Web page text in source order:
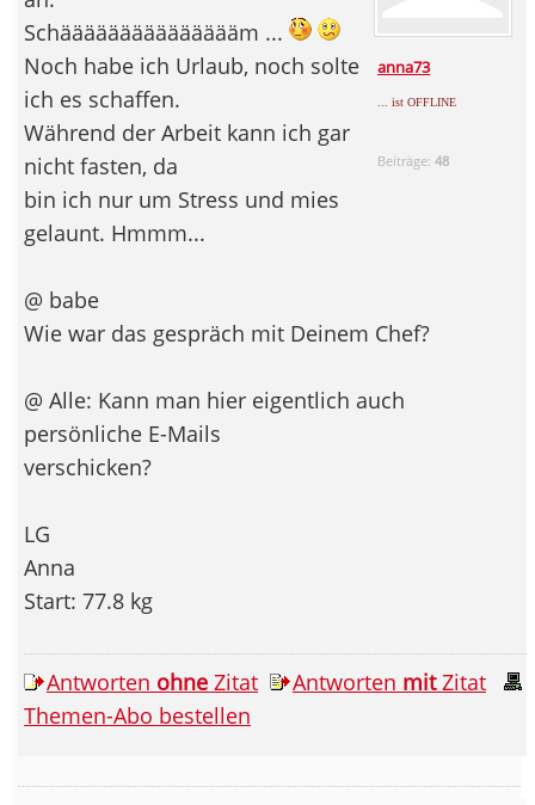
anna73
... ist OFFLINE
Beiträge:48
Schäääääääääääääääm ...
Noch habe ich Urlaub, noch solte
ich es schaffen.
Während der Arbeit kann ich gar
nicht fasten, da
bin ich nur um Stress und mies
gelaunt. Hmmm...
@ babe
Wie war das gespräch mit Deinem Chef?
@ Alle: Kann man hier eigentlich auch
persönliche E-Mails
verschicken?
LG
Anna
Start: 77.8 kg
Antworten ohne Zitat Antworten mitZitat
Themen-Abo bestellen